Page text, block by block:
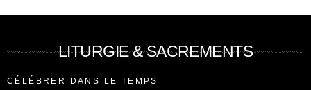
LITURGIE & SACREMENTS
CÉLÉBRER DANS LE TEMPS